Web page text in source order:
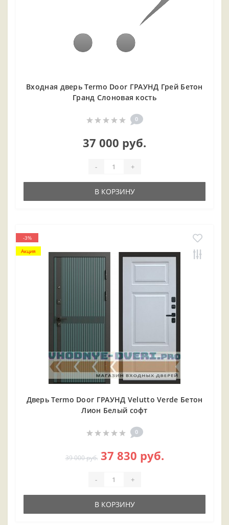
Входная дверь Termo Door ГРАУНД Грей Бетон
Гранд Слоновая кость
0
37 000 руб.
- +
В КОРЗИНУ
-3%
Акция
Дверь Termo Door ГРАУНД Velutto Verde Бетон
Лион Белый софт
0
39 000 руб. 37 830 руб.
- +
В КОРЗИНУ